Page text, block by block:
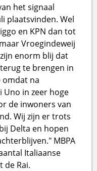
het signaal
plaatsvinden. Wel
en KPN dan tot
Vroegindeweij
enorm blij dat
te brengen in
omdat na
Uno in zeer hoge
de inwoners van
Wij zijn er trots
Delta en hopen
MBPA
Italiaanse
de Rai.